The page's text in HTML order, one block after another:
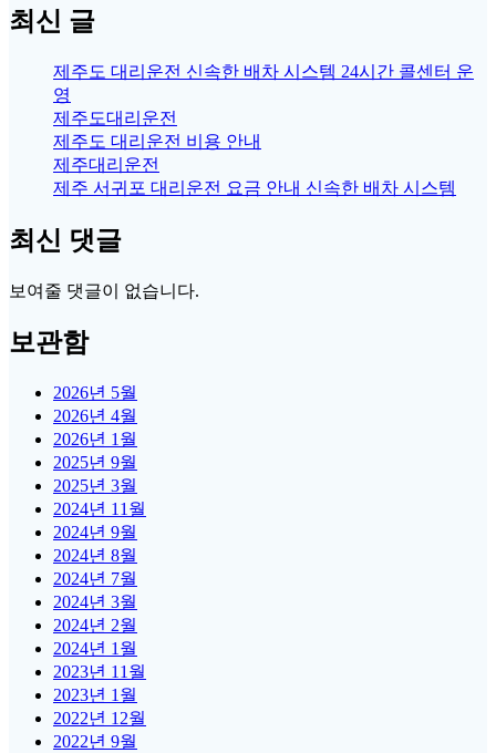
최신 글
제주도 대리운전 신속한 배차 시스템 24시간 콜센터 운
영
제주도대리운전
제주도 대리운전 비용 안내
제주대리운전
제주 서귀포 대리운전 요금 안내 신속한 배차 시스템
최신 댓글
보여줄 댓글이 없습니다.
보관함
2026년 5월
2026년 4월
2026년 1월
2025년 9월
2025년 3월
2024년 11월
2024년 9월
2024년 8월
2024년 7월
2024년 3월
2024년 2월
2024년 1월
2023년 11월
2023년 1월
2022년 12월
2022년 9월